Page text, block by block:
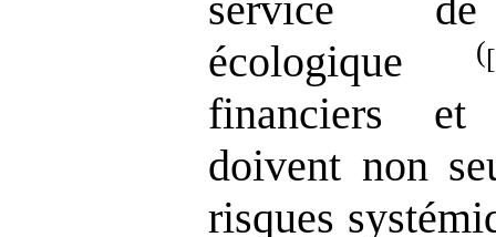
écologique
(
financiers et
doivent non
risques